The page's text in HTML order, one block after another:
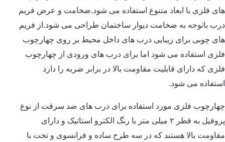
های فلزی با ابعاد متنوع استفاده می شود.ضخامت و عرض فریم
درب باتوجه به ضخامت دیوار ساختمان طراحی می شود.از فریم
های چوبی برای زیبایی درب های داخل محیط بر روی چهارچوب
فلزی استفاده می شود اما برای درب های ورودی از چهارچوب
فلزی که دارای قابلیت مقاومت بالا در برابر ضربه را دارد
استفاده می شود.
چهارچوب فلزی مورد استفاده برای درب های ضد سرقت از نوع
پروفیل به قطر ۲ میلی متر با رنگ الکترو استاتیک و دارای
مقاومت بالا هستند که در سه طرح ساده و فرانسوی و تخت با